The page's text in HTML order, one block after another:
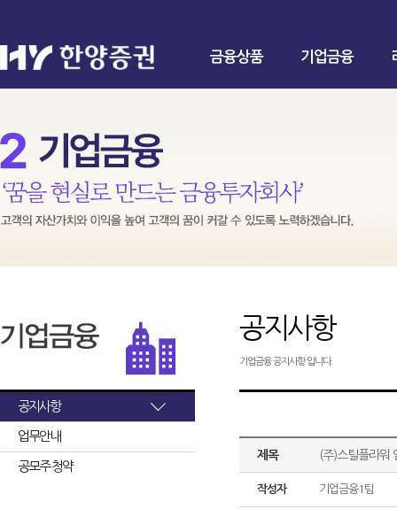
금융상품 기업금융
공지사항
업무안내
공모주 청약
공지사항
기업금융 공지사항 입니다.
제목 (주)스틸플라워
작성자 기업금융1팀